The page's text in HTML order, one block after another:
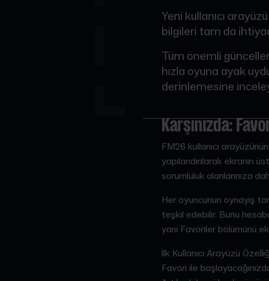
Yeni kullanıcı
bilgileri tam da
Tüm önemli
hızla oyuna ayak
derinlemesine
Karşınızda:
FM26 kullanıcı
yapılandırılarak ekranın
sorumluluk alanlarınıza
Her oyuncunun oynayış
teşkil edebilir. Bunu
yani Favoriler bölümünü
İlk Kullanıcı Arayüzü
Favori ile